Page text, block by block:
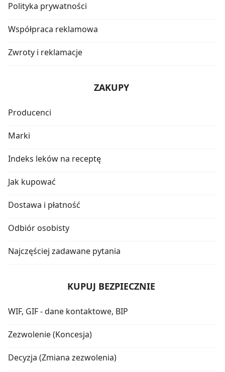
Polityka prywatności
Współpraca reklamowa
Zwroty i reklamacje
ZAKUPY
Producenci
Marki
Indeks leków na receptę
Jak kupować
Dostawa i płatność
Odbiór osobisty
Najczęściej zadawane pytania
KUPUJ BEZPIECZNIE
WIF, GIF - dane kontaktowe, BIP
Zezwolenie (Koncesja)
Decyzja (Zmiana zezwolenia)